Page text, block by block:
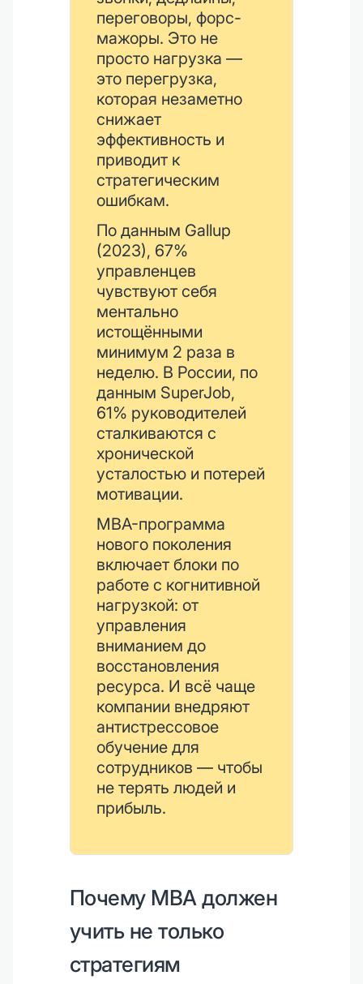
переговоры, форс-
мажоры. Это не
просто нагрузка —
это перегрузка,
которая незаметно
снижает
эффективность и
приводит к
стратегическим
ошибкам.
По данным Gallup
(2023), 67%
управленцев
чувствуют себя
ментально
истощёнными
минимум 2 раза в
неделю. В России, по
данным SuperJob,
61% руководителей
сталкиваются с
хронической
усталостью и потерей
мотивации.
MBA-программа
нового поколения
включает блоки по
работе с когнитивной
нагрузкой: от
управления
вниманием до
восстановления
ресурса. И всё чаще
компании внедряют
антистрессовое
обучение для
сотрудников — чтобы
не терять людей и
прибыль.
Почему MBA должен
учить не только
стратегиям